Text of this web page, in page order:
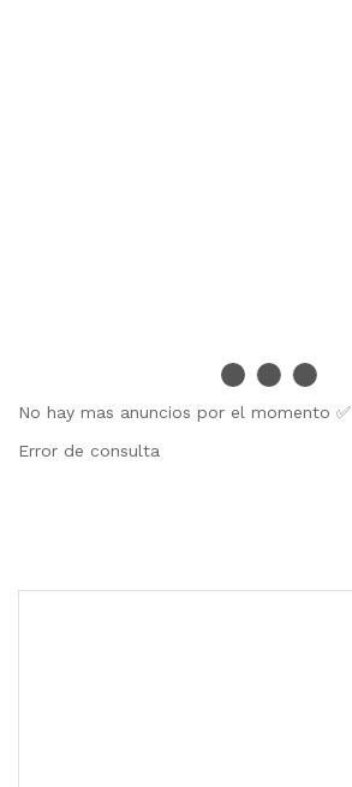
No hay mas anuncios por el momento ✅
Error de consulta